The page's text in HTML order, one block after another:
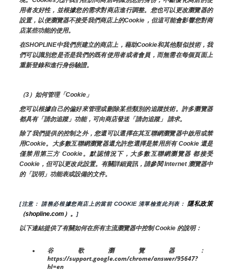
用者友好性，並根據您的需求對商店進行調整。您也可以更改瀏覽器的
設置，以便瀏覽器不接受我們商店上的Cookie，但這可能會影響您對商
店某些功能的使用。
在SHOPLINE中我們所建立的商店上，藉助Cookie和其他類似技術，我
們可以識別您是否是我們的既有使用者或者會員，而無需在每個頁面上
重新登錄和進行身份驗證。
（3）如何管理「Cookie」
您可以根據自己的偏好來管理或刪除某些類別的追蹤技術。許多瀏覽器
都具有「請勿追蹤」功能，可向商店發送「請勿追蹤」 請求。
除了我們提供的控制之外，您還可以選擇在其互聯網瀏覽器中啟用或禁
用Cookie。大多數互聯網瀏覽器還允許您選擇是禁用所有 Cookie 還是
僅禁用第三方 Cookie。默認情況下，大多數互聯網瀏覽器 都接受
Cookie，但可以更改此設置。有關詳細資訊，請參閱 Internet 瀏覽器中
的「説明」功能表或設備的文件。
[注意： 請務必根據您商店上的當前 COOKIE 清單檢查此列表： 隱私政策
（shopline.com）。
]
以下連結提供了有關如何在所有主流瀏覽器中控制 Cookie 的說明：
谷歌瀏覽器：
https://support.google.com/chrome/answer/95647?
hl=en